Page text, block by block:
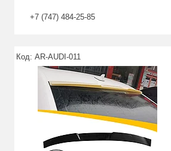
+7 (747) 484-25-85
AR-AUDI-011